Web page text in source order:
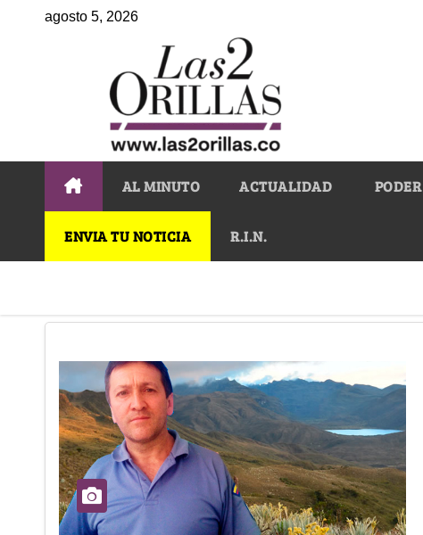
agosto 5, 2026
AL MINUTO ACTUALIDAD PODER
ENVIA TU NOTICIA R.I.N.